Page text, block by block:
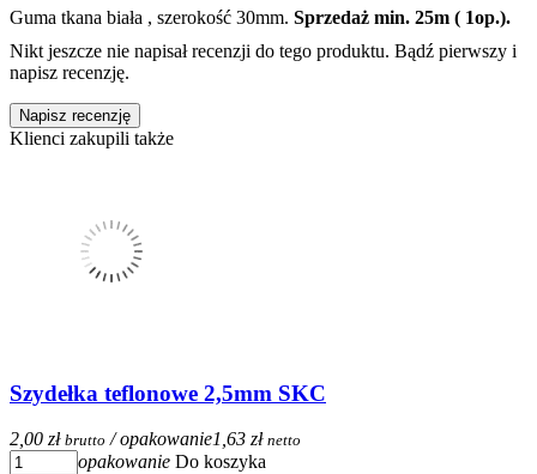
Guma tkana biała , szerokość 30mm. Sprzedaż min. 25m ( 1op.).
Nikt jeszcze nie napisał recenzji do tego produktu. Bądź pierwszy i
napisz recenzję.
Napisz recenzję
Klienci zakupili także
Szydełka teflonowe 2,5mm SKC
2,00 zł brutto / opakowanie1,63 zł netto
opakowanie Do koszyka